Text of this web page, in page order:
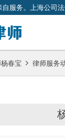
服务。上海公司
春宝 律师服务